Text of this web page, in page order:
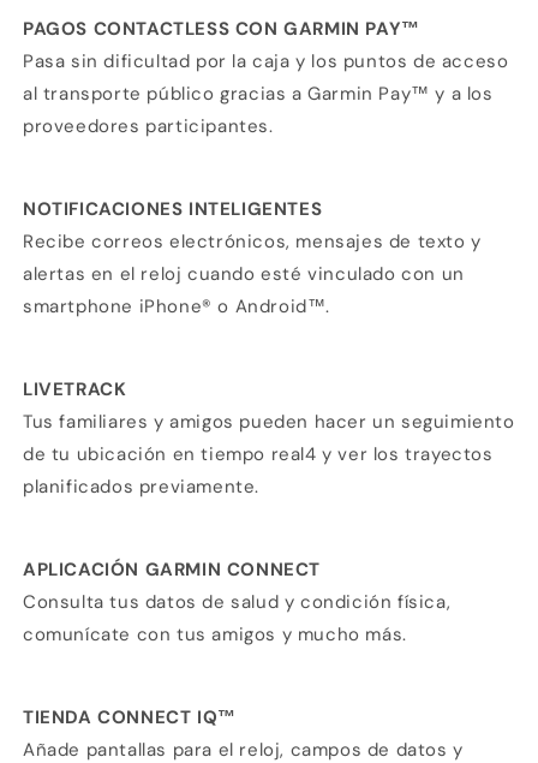
PAGOS CONTACTLESS CON GARMIN PAY™
Pasa sin dificultad por la caja y los puntos de acceso
al transporte público gracias a Garmin Pay™ y a los
proveedores participantes.
NOTIFICACIONES INTELIGENTES
Recibe correos electrónicos, mensajes de texto y
alertas en el reloj cuando esté vinculado con un
smartphone iPhone® o Android™.
LIVETRACK
Tus familiares y amigos pueden hacer un seguimiento
de tu ubicación en tiempo real4 y ver los trayectos
planificados previamente.
APLICACIÓN GARMIN CONNECT
Consulta tus datos de salud y condición física,
comunícate con tus amigos y mucho más.
TIENDA CONNECT IQ™
Añade pantallas para el reloj, campos de datos y